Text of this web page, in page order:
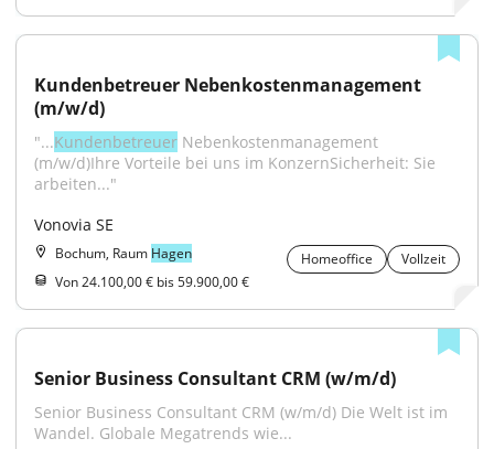
Kundenbetreuer Nebenkostenmanagement
(m/w/d)
"...​Kundenbetreuer Nebenkostenmanagement
(m/w/d)Ihre Vorteile bei uns im KonzernSicherheit: Sie
arbeiten..."
Vonovia SE
Bochum, Raum Hagen Homeoffice
Vollzeit
Von 24.100,00 € bis 59.900,00 €
Senior Business Consultant CRM (w/m/d)
Senior Business Consultant CRM (w/m/d) Die Welt ist im
Wandel. Globale Megatrends wie...